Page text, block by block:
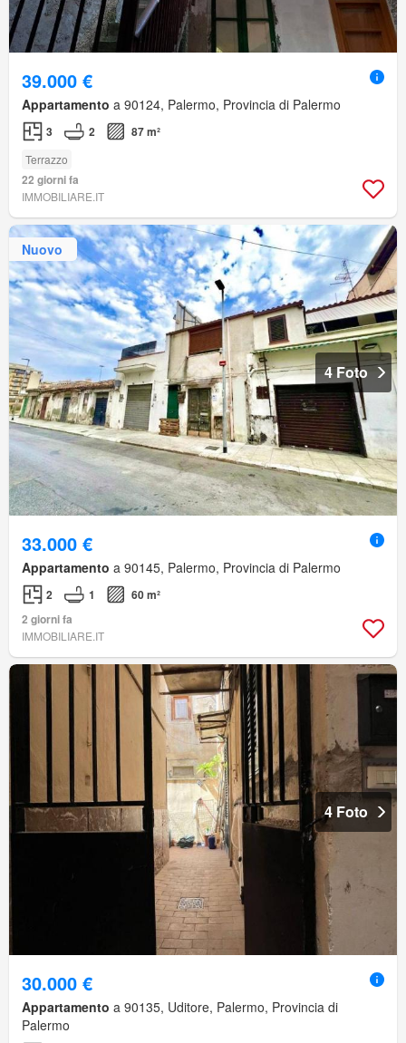
39.000 €
Appartamento a 90124, Palermo, Provincia di Palermo
3 2 87 m²
Terrazzo
22 giorni fa
IMMOBILIARE.IT
Nuovo
4 Foto
33.000 €
Appartamento a 90145, Palermo, Provincia di Palermo
2 1
60 m²
2 giorni fa
IMMOBILIARE.IT
4 Foto
30.000 €
Appartamento a 90135, Uditore, Palermo, Provincia di
Palermo